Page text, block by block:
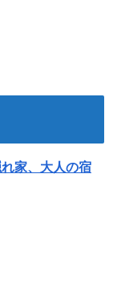
家、大人の宿